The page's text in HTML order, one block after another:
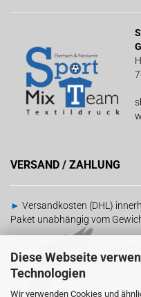
Diese Webseite
Technologien
Wir verwenden Cookies und
VERSAND / ZAHLUNG
► Versandkosten (DHL)
Paket unabhängig vom
Barzahlung bei Abholung